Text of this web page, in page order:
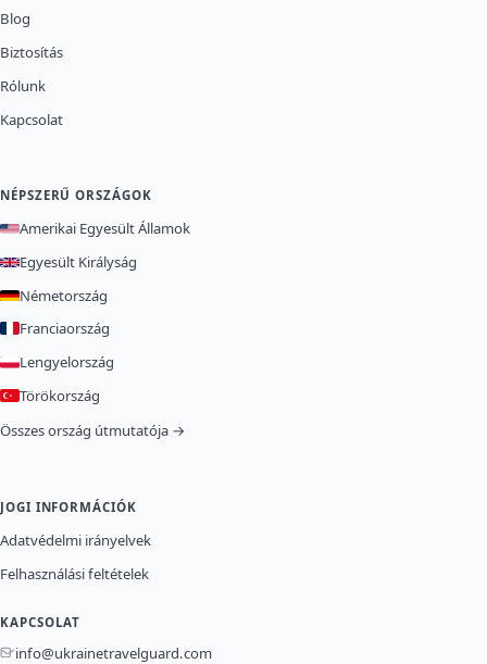
Blog
Biztosítás
Rólunk
Kapcsolat
NÉPSZERŰ ORSZÁGOK
Amerikai Egyesült Államok
Egyesült Királyság
Németország
Franciaország
Lengyelország
Törökország
Összes ország útmutatója →
JOGI INFORMÁCIÓK
Adatvédelmi irányelvek
Felhasználási feltételek
KAPCSOLAT
info@ukrainetravelguard.com